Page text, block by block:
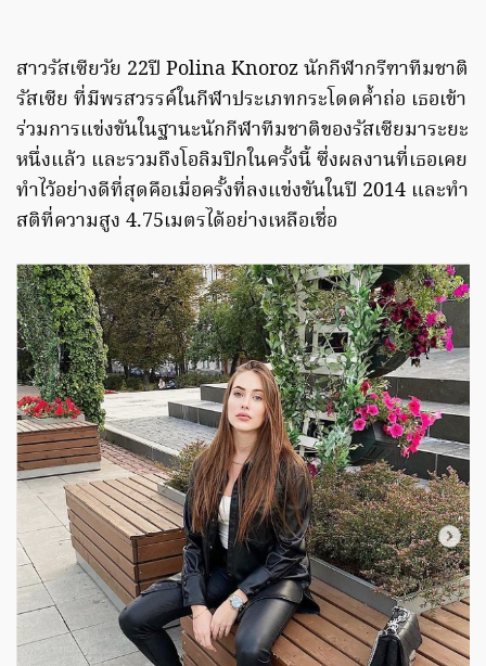
สาวรัสเซียวัย 22ปี Polina Knoroz นักกีฬากรีฑาทีมชาติ
รัสเซีย ที่มีพรสวรรค์ในกีฬาประเภทกระโดดค้ำถ่อ เธอเข้า
ร่วมการแข่งขันในฐานะนักกีฬาทีมชาติของรัสเซียมาระยะ
หนึ่งแล้ว และรวมถึงโอลิมปิกในครั้งนี้ ซึ่งผลงานที่เธอเคย
ทำไว้อย่างดีที่สุดคือเมื่อครั้งที่ลงแข่งขันในปี 2014 และทำ
สติที่ความสูง 4.75เมตรได้อย่างเหลือเชื่อ